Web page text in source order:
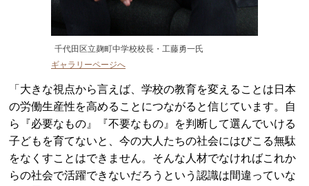
千代田区立麹町中学校校長・工藤勇一氏
ギャラリーページへ
「大きな視点から言えば、学校の教育を変えることは日本
の労働生産性を高めることにつながると信じています。自
ら『必要なもの』『不要なもの』を判断して選んでいける
子どもを育てないと、今の大人たちの社会にはびこる無駄
をなくすことはできません。そんな人材でなければこれか
らの社会で活躍できないだろうという認識は間違っていな